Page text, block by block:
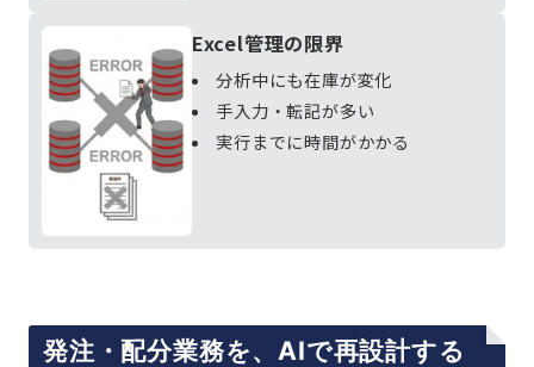
Excel管理の限界
分析中にも在庫が変化
手入力・転記が多い
実行までに時間がかかる
発注・配分業務を、AIで再設計する